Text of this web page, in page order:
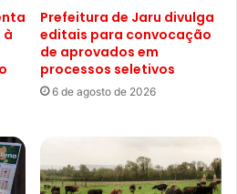
à
Prefeitura de Jaru divulga
editais para convocação
de aprovados em
processos seletivos
6 de agosto de 2026